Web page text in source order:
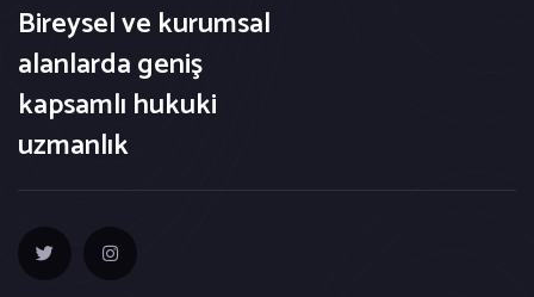
Bireysel ve kurumsal
alanlarda geniş
kapsamlı hukuki
uzmanlık